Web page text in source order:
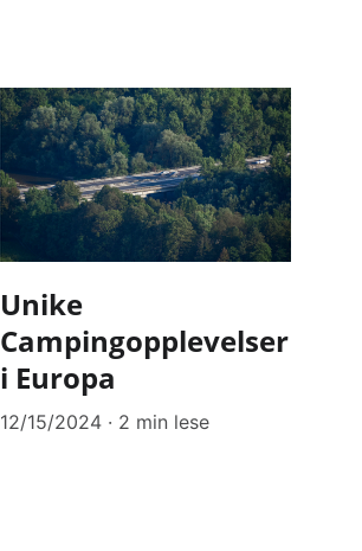
Unike
Campingopplevelser
i Europa
12/15/2024 2 min lese